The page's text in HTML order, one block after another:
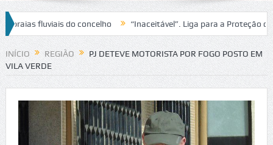
fluviais do concelho “Inaceitável”. Liga para a Proteção da
INÍCIO REGIÃO
PJ DETEVE MOTORISTA POR FOGO POSTO EM
VILA VERDE